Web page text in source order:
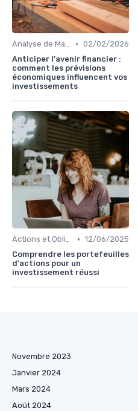
Analyse de Marché • 02/02/2026
Anticiper l'avenir financier :
comment les prévisions
économiques influencent vos
investissements
Actions et Obligations • 12/06/2025
Comprendre les portefeuilles
d'actions pour un
investissement réussi
Novembre 2023
Janvier 2024
Mars 2024
Août 2024